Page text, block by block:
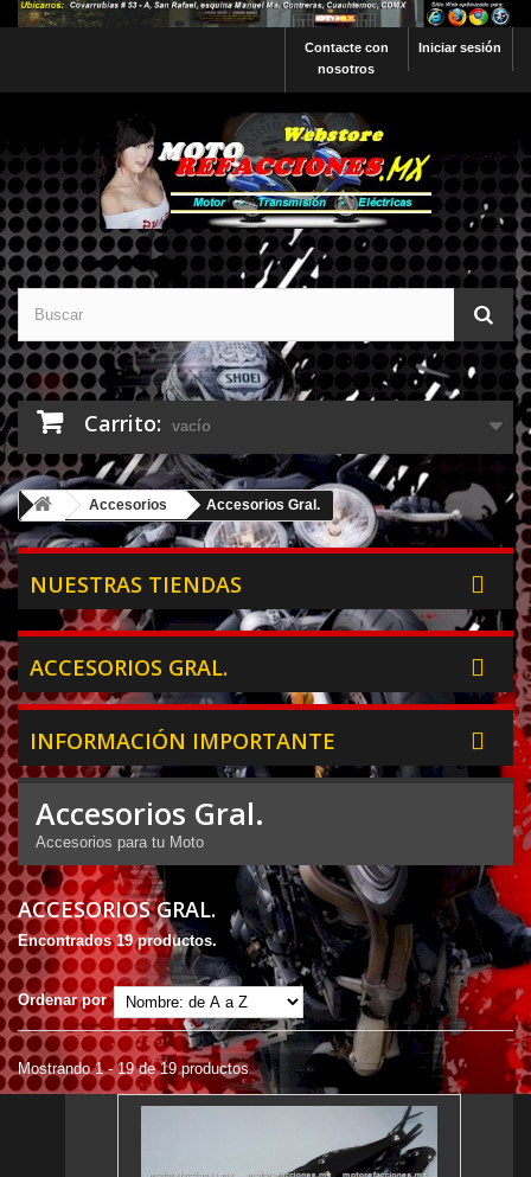
Iniciar sesión
Contacte con
nosotros
Carrito: vacío
Accesorios Accesorios Gral.
NUESTRAS TIENDAS
ACCESORIOS GRAL.
INFORMACIÓN IMPORTANTE
Accesorios Gral.
Accesorios para tu Moto
ACCESORIOS GRAL.
Encontrados 19 productos.
Ordenar por
Mostrando 1 - 19 de 19 productos